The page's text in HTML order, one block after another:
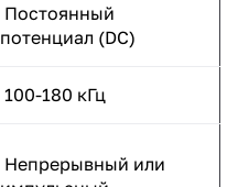
Постоянный
потенциал (DC)
100-180 кГц
Непрерывный или